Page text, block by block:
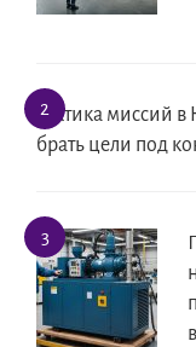
Тактика миссий в
брать цели под